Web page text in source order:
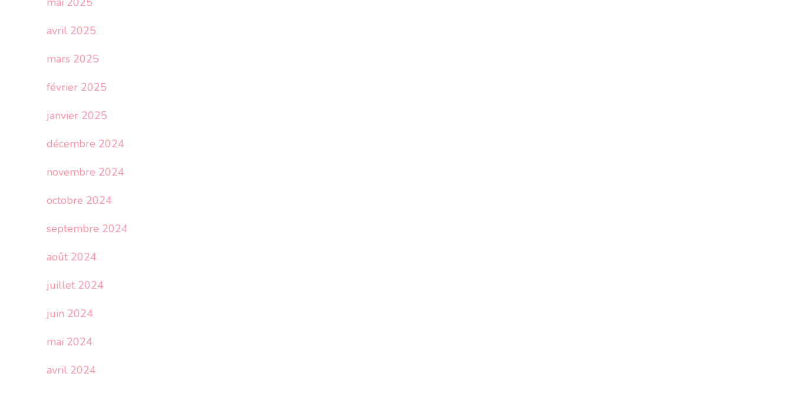
avril 2025
mars 2025
février 2025
janvier 2025
décembre 2024
novembre 2024
octobre 2024
septembre 2024
août 2024
juillet 2024
juin 2024
mai 2024
avril 2024